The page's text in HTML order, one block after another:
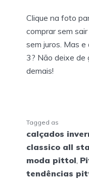
Clique na foto
comprar sem
sem juros. Mas
3? Não deixe de
demais!
Tagged as
calçados
classico all
moda pittol,
tendências